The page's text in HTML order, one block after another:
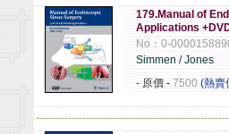
179.Manual of
Applications
No：0-
Simmen / Jones
- 原價 - 7500 (熱賣